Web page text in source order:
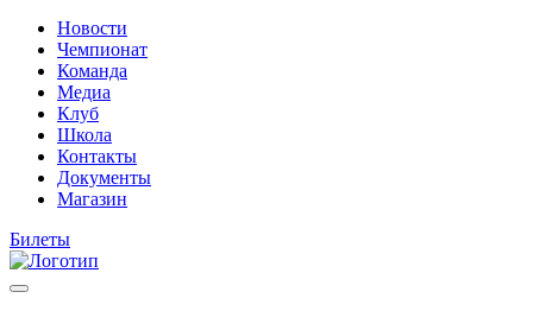
Новости
Чемпионат
Команда
Медиа
Клуб
Школа
Контакты
Документы
Магазин
Билеты